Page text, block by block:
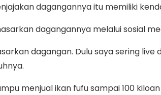
dagangannya itu memiliki
dagangannya melalui sosial
dagangan. Dulu saya sering
menjual ikan fufu sampai 100